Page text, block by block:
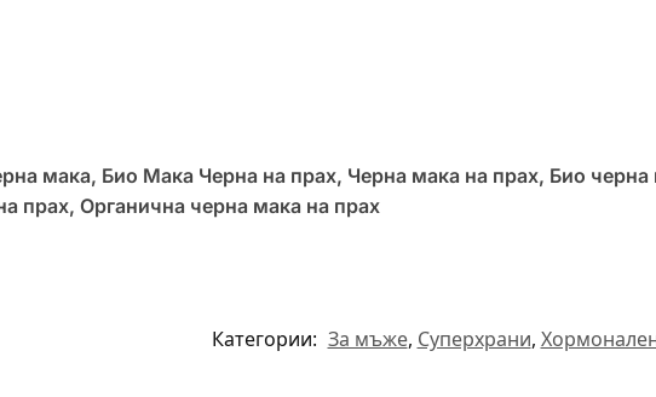
мака, Био Мака Черна на прах, Черна мака на прах, Био
прах, Органична черна мака на прах
Категории: За мъже, Суперхрани,